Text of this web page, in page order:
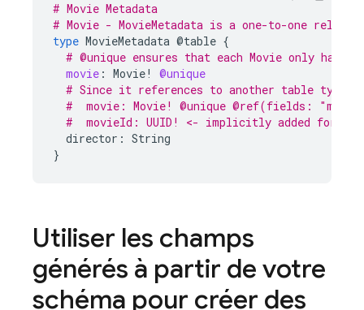
# Movie Metadata
# Movie - MovieMetadata is a one-to-one
type MovieMetadata @table {
# @unique ensures that each Movie only has
movie : Movie!
@unique
# Since it references to another table type,
#  movie: Movie! @unique @ref(fields:
#  movieId: UUID! <- implicitly added
director: String
}
Utiliser les champs
générés à partir de votre
schéma pour créer des